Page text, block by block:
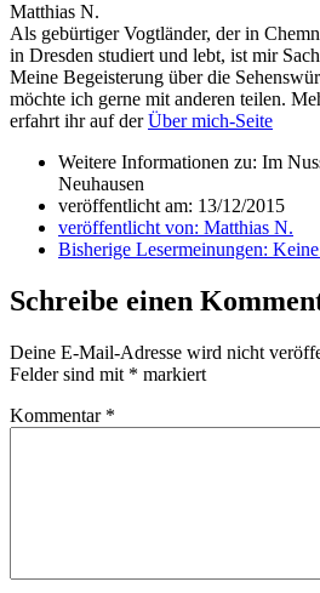
Matthias N.
Als gebürtiger Vogtländer, der in
in Dresden studiert und lebt, ist mir
Meine Begeisterung über die
möchte ich gerne mit anderen teilen.
erfahrt ihr auf derÜber mich-Seite
Weitere Informationen zu: Im
Neuhausen
veröffentlicht am: 13/12/2015
veröffentlicht von: Matthias N.
Bisherige Lesermeinungen:
Schreibe einen
Deine E-Mail-Adresse wird nicht
Felder sind mit * markiert
Kommentar *